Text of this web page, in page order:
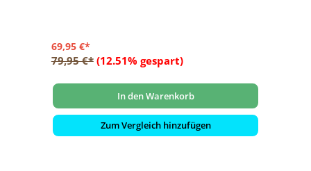
69,95 €*
79,95 €* (12.51% gespart)
In den Warenkorb
Zum Vergleich hinzufügen